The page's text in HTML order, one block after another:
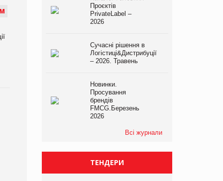
М
Проєктів
PrivateLabel –
2026
Сучасні рішення в
Логістиці&Дистрибуції
– 2026. Травень
Новинки.
Просування
брендів
FMCG.Березень
2026
Всі журнали
ТЕНДЕРИ